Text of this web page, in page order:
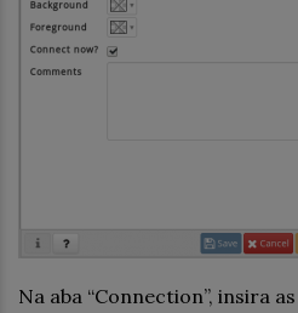
Na aba “Connection”, insira